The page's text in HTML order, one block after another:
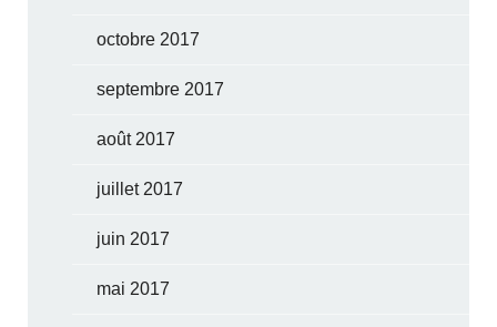
octobre 2017
septembre 2017
août 2017
juillet 2017
juin 2017
mai 2017